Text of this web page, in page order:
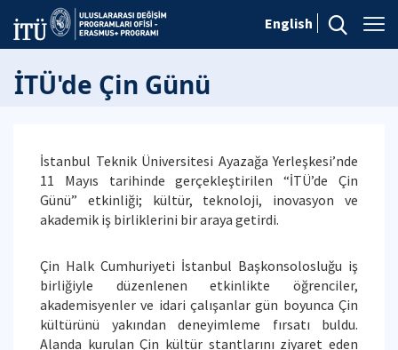
English
İTÜ'de Çin Günü
İstanbul Teknik Üniversitesi Ayazağa Yerleşkesi’nde
11 Mayıs tarihinde gerçekleştirilen “İTÜ’de Çin
Günü” etkinliği; kültür, teknoloji, inovasyon ve
akademik iş birliklerini bir araya getirdi.
Çin Halk Cumhuriyeti İstanbul Başkonsolosluğu iş
birliğiyle düzenlenen etkinlikte öğrenciler,
akademisyenler ve idari çalışanlar gün boyunca Çin
kültürünü yakından deneyimleme fırsatı buldu.
Alanda kurulan Çin kültür stantlarını ziyaret eden